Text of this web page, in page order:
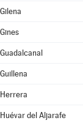
Gilena
Gines
Guadalcanal
Guillena
Herrera
Huévar del Aljarafe